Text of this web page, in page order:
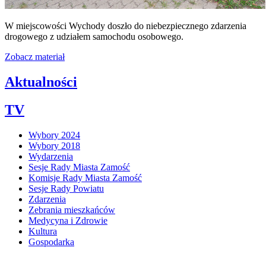
W miejscowości Wychody doszło do niebezpiecznego zdarzenia
drogowego z udziałem samochodu osobowego.
Zobacz materiał
Aktualności
TV
Wybory 2024
Wybory 2018
Wydarzenia
Sesje Rady Miasta Zamość
Komisje Rady Miasta Zamość
Sesje Rady Powiatu
Zdarzenia
Zebrania mieszkańców
Medycyna i Zdrowie
Kultura
Gospodarka